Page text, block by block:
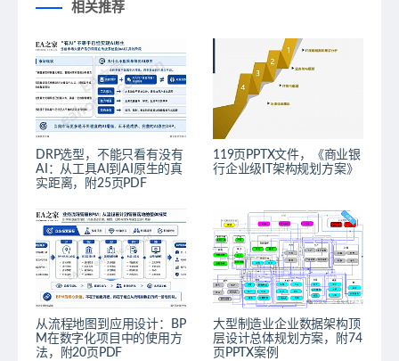
相关推荐
DRP选型，不能只看有没有
AI：从工具AI到AI原生的真
实距离，附25页PDF
119页PPTX文件，《商业银
行企业级IT架构规划方案》
从流程地图到应用设计：BP
M在数字化项目中的使用方
法，附20页PDF
大型制造业企业数据架构顶
层设计总体规划方案，附74
页PPTX案例